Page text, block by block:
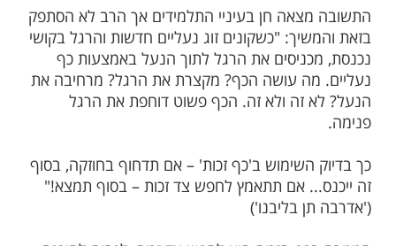
בדרך ציורית: "כשיש לאדם סיר גדול של
בכף גדולה. ומה הוא עושה בכף?
חתיכה של עוף, בוחש בקדרה ומחפש".
"הֱוֵי דָן אֶת כָל הָאָדָם לְכַף זְכוּת - חפש
איזה צד של זכות. אם תחפש – בוודאי